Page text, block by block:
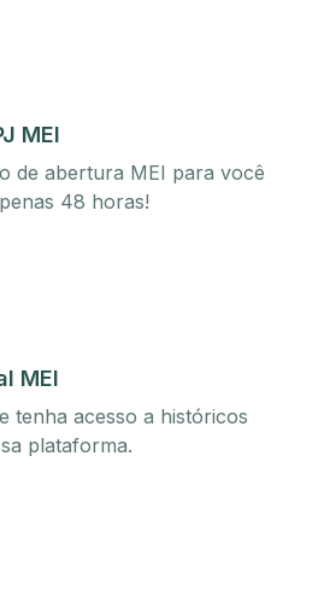
MEI
de abertura MEI para você
48 horas!
MEI
tenha acesso a históricos
plataforma.